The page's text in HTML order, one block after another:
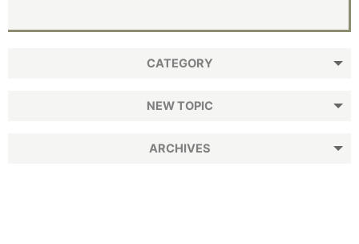
CATEGORY
NEW TOPIC
ARCHIVES